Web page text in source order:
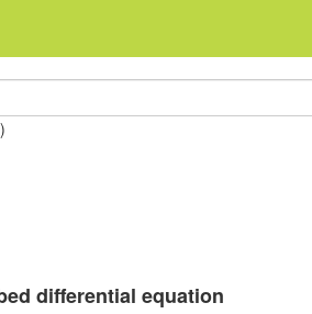
differential equation